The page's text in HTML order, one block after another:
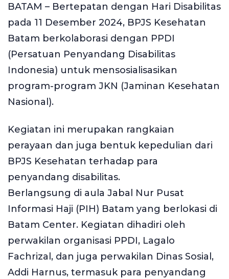
BATAM – Bertepatan dengan Hari Disabilitas
pada 11 Desember 2024, BPJS Kesehatan
Batam berkolaborasi dengan PPDI
(Persatuan Penyandang Disabilitas
Indonesia) untuk mensosialisasikan
program-program JKN (Jaminan Kesehatan
Nasional).
Kegiatan ini merupakan rangkaian
perayaan dan juga bentuk kepedulian dari
BPJS Kesehatan terhadap para
penyandang disabilitas.
Berlangsung di aula Jabal Nur Pusat
Informasi Haji (PIH) Batam yang berlokasi di
Batam Center. Kegiatan dihadiri oleh
perwakilan organisasi PPDI, Lagalo
Fachrizal, dan juga perwakilan Dinas Sosial,
Addi Harnus, termasuk para penyandang